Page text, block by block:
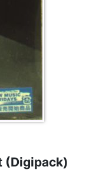
(Digipack)